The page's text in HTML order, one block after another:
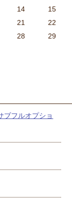
14
15
21
22
28
29
ブフルオプショ